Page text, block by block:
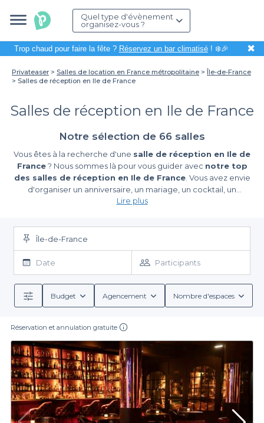
Quel type d'évènement
organisez-vous ?
Trop chaud pour faire la fête ? Réservez un bar climatisé! ❄️🎉 ✖
Privateaser Salles de location en France métropolitaine
Île-de-France
Salles de réception en Ile de France
Salles de réception en Ile de France
Notre sélection de 66 salles
Vous êtes à la recherche d'une salle de réception en Ile de
France? Nous sommes là pour vous guider avec notre top
des salles de réception en Ile de France. Vous avez envie
d'organiser un anniversaire, un mariage, un cocktail, un
afterwork et vous ne savez pas par où commencer ? On vous
pour trouver LA salle qui correspond à vos demandes c'est
compliqué. Alors on a été méticuleux et on vous a composé
petite sélection des meilleures salles de réception en Ile
de France
. Il y en a pour tous les goûts, on vous promet que
salon dans des hôtels de luxe... Toutes nos salles de réception
sont des salles de qualité, de renoms et où votre événement
sera une réussite totale ! Aucune panique à avoir, nous vous
en Ile de France
Lire plus
Île-de-France
Date Participants
Budget Agencement Nombre d'espaces
Réservation et annulation gratuite